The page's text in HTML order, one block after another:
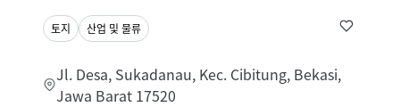
토지 산업 및 물류
Jl. Desa, Sukadanau, Kec. Cibitung, Bekasi,
Jawa Barat 17520